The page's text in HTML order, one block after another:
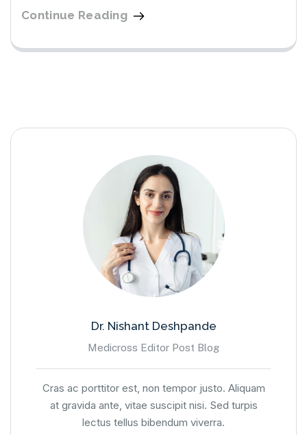
Continue Reading
Dr. Nishant Deshpande
Medicross Editor Post Blog
Cras ac porttitor est, non tempor justo. Aliquam
at gravida ante, vitae suscipit nisi. Sed turpis
lectus tellus bibendum viverra.